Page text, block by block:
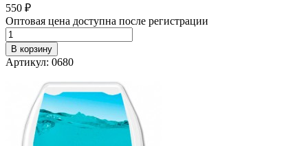
550 ₽
Оптовая цена доступна после регистрации
В корзину
Артикул: 0680